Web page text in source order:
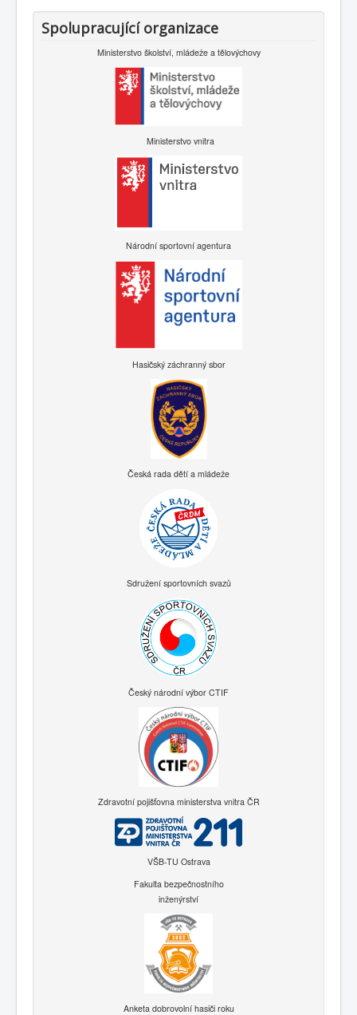
Spolupracující organizace
Ministerstvo školství, mládeže a tělovýchovy
Ministerstvo vnitra
Národní sportovní agentura
Hasičský záchranný sbor
Česká rada dětí a mládeže
Sdružení sportovních svazů
Český národní výbor CTIF
Zdravotní pojišťovna ministerstva vnitra ČR
VŠB-TU Ostrava
Fakulta bezpečnostního
inženýrství
Anketa dobrovolní hasiči roku